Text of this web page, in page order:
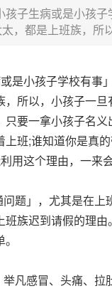
子生病或是小孩
，都是上班族，所
是小孩子学校有事
所以，小孩子一
要一拿小孩子名
班;谁知道你是真
用这个理由，一来
题」，尤其是在
族迟到请假的理
举凡感冒、头痛、拉